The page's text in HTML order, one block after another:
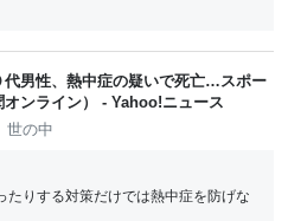
代男性、熱中症の疑いで死亡…スポー
ンライン） - Yahoo!ニュース
世の中
たりする対策だけでは熱中症を防げな